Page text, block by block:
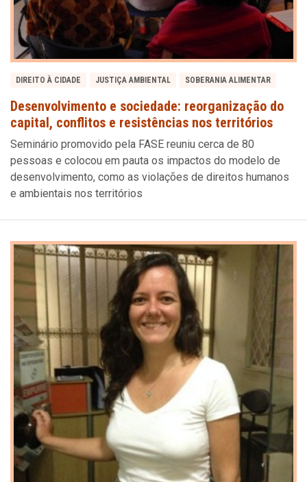
DIREITO À CIDADE JUSTIÇA AMBIENTAL SOBERANIA ALIMENTAR
Desenvolvimento e sociedade: reorganização do
capital, conflitos e resistências nos territórios
Seminário promovido pela FASE reuniu cerca de 80
pessoas e colocou em pauta os impactos do modelo de
desenvolvimento, como as violações de direitos humanos
e ambientais nos territórios